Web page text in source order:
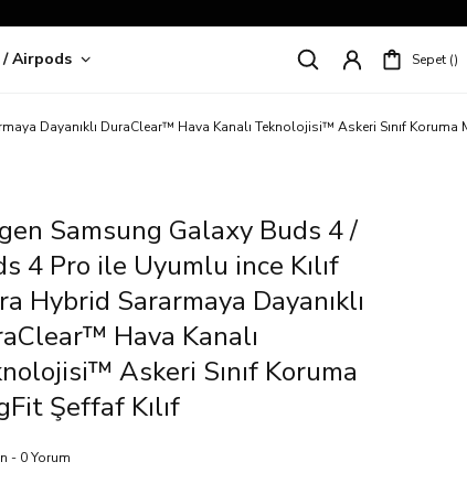
Airpods Sepet
Dayanıklı DuraClear™ Hava Kanalı Teknolojisi™ Askeri Sınıf Koruma
Samsung Galaxy Buds 4 /
4 Pro ile Uyumlu ince Kılıf
Hybrid Sararmaya Dayanıklı
Hava Kanalı
Askeri Sınıf Koruma
Şeffaf Kılıf
- 0 Yorum